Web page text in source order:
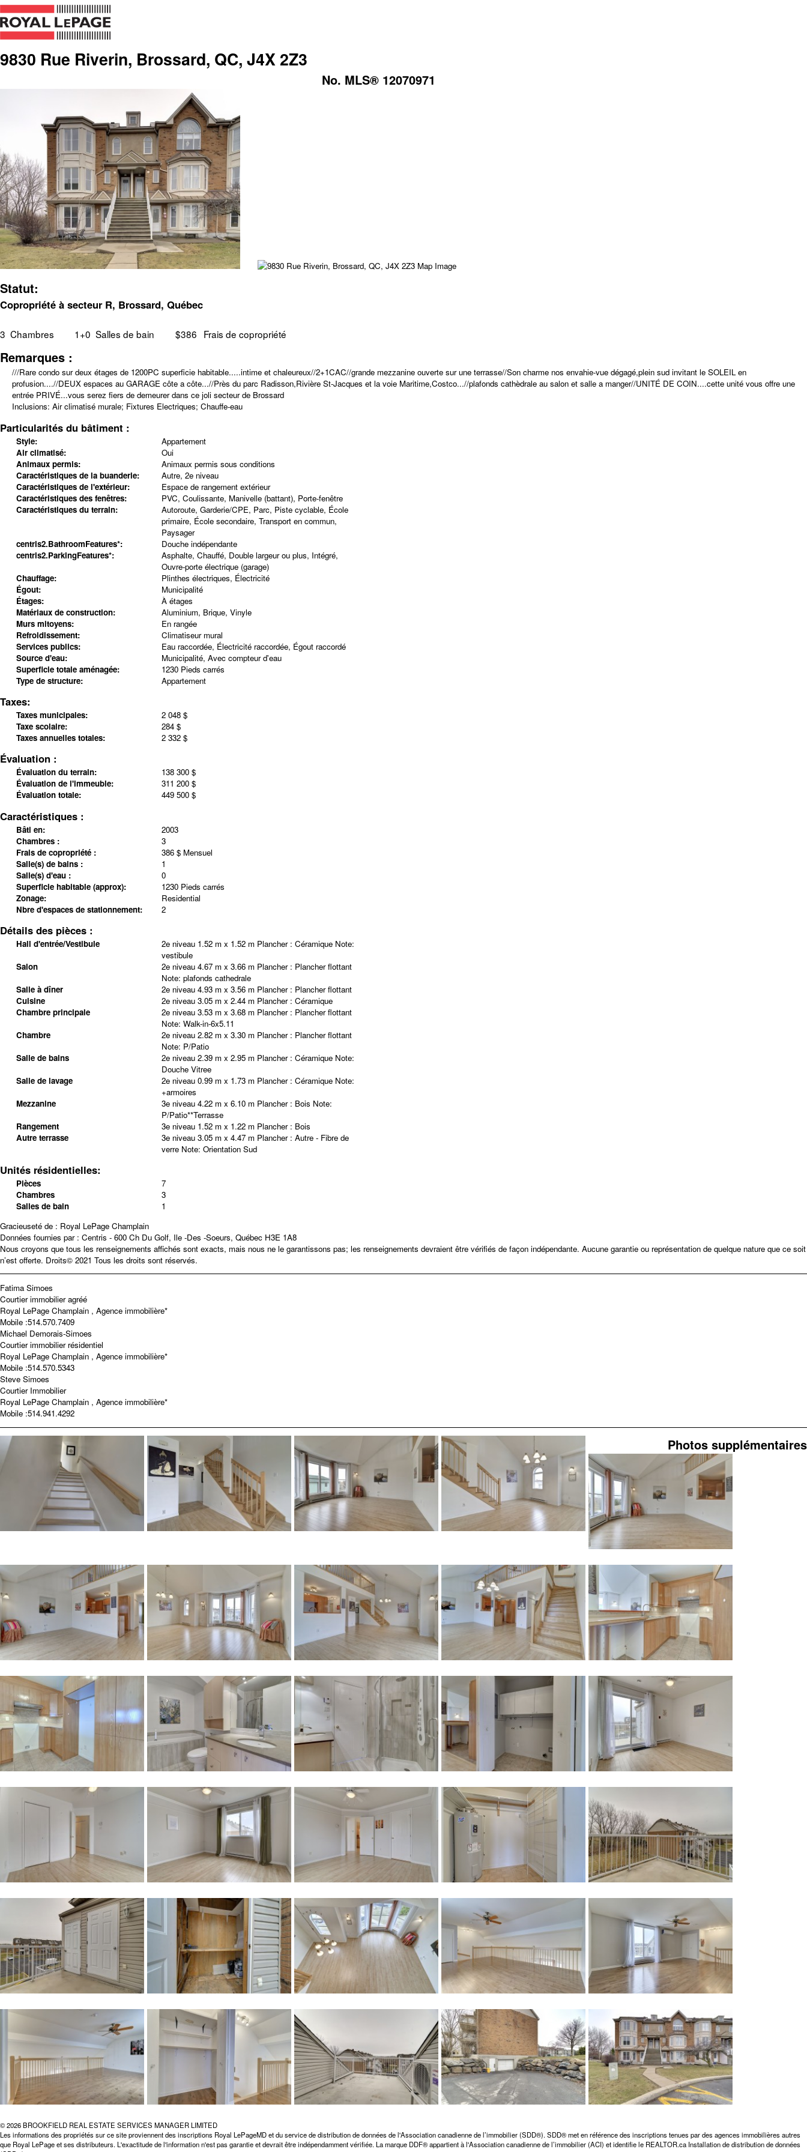
9830 Rue Riverin, Brossard, QC, J4X 2Z3
No. MLS® 12070971
Statut:
Copropriété à secteur R, Brossard, Québec
3 Chambres 1+0 Salles de bain $386 Frais de copropriété
Remarques :
///Rare condo sur deux étages de 1200PC superficie habitable.....intime et chaleureux//2+1CAC//grande mezzanine ouverte sur une terrasse//Son charme nos envahie-vue dégagé,plein sud invitant le SOLEIL en
profusion....//DEUX espaces au GARAGE côte a côte...//Près du parc Radisson,Rivière St-Jacques et la voie Maritime,Costco...//plafonds cathèdrale au salon et salle a manger//UNITÉ DE COIN....cette unité vous offre une
entrée PRIVÉ...vous serez fiers de demeurer dans ce joli secteur de Brossard
Inclusions: Air climatisé murale; Fixtures Electriques; Chauffe-eau
Particularités du bâtiment :
Style:
Appartement
Air climatisé:
Oui
Animaux permis:
Animaux permis sous conditions
Caractéristiques de la buanderie:
Autre, 2e niveau
Caractéristiques de l'extérieur:
Espace de rangement extérieur
Caractéristiques des fenêtres:
PVC, Coulissante, Manivelle (battant), Porte-fenêtre
Caractéristiques du terrain:
Autoroute, Garderie/CPE, Parc, Piste cyclable, École
primaire, École secondaire, Transport en commun,
Paysager
centris2.BathroomFeatures*:
Douche indépendante
centris2.ParkingFeatures*:
Asphalte, Chauffé, Double largeur ou plus, Intégré,
Ouvre-porte électrique (garage)
Chauffage:
Plinthes électriques, Électricité
Égout:
Municipalité
Étages:
À étages
Matériaux de construction:
Aluminium, Brique, Vinyle
Murs mitoyens:
En rangée
Refroidissement:
Climatiseur mural
Services publics:
Eau raccordée, Électricité raccordée, Égout raccordé
Source d'eau:
Municipalité, Avec compteur d'eau
Superficie totale aménagée:
1230 Pieds carrés
Type de structure:
Appartement
Taxes:
Taxes municipales:
2 048 $
Taxe scolaire:
284 $
Taxes annuelles totales:
2 332 $
Évaluation :
Évaluation du terrain:
138 300 $
Évaluation de l'immeuble:
311 200 $
Évaluation totale:
449 500 $
Caractéristiques :
Bâti en:
2003
Chambres :
3
Frais de copropriété :
386 $ Mensuel
Salle(s) de bains :
1
Salle(s) d'eau :
0
Superficie habitable (approx):
1230 Pieds carrés
Zonage:
Residential
Nbre d'espaces de stationnement:
2
Détails des pièces :
Hall d'entrée/Vestibule 2e niveau 1.52 m x 1.52 m Plancher : Céramique Note:
vestibule
Salon
2e niveau 4.67 m x 3.66 m Plancher : Plancher flottant
Note: plafonds cathedrale
Salle à dîner
2e niveau 4.93 m x 3.56 m Plancher : Plancher flottant
Cuisine
2e niveau 3.05 m x 2.44 m Plancher : Céramique
Chambre principale
2e niveau 3.53 m x 3.68 m Plancher : Plancher flottant
Note: Walk-in-6x5.11
Chambre
2e niveau 2.82 m x 3.30 m Plancher : Plancher flottant
Note: P/Patio
Salle de bains
2e niveau 2.39 m x 2.95 m Plancher : Céramique Note:
Douche Vitree
Salle de lavage
2e niveau 0.99 m x 1.73 m Plancher : Céramique Note:
+armoires
Mezzanine
3e niveau 4.22 m x 6.10 m Plancher : Bois Note:
P/Patio**Terrasse
Rangement
3e niveau 1.52 m x 1.22 m Plancher : Bois
Autre terrasse
3e niveau 3.05 m x 4.47 m Plancher : Autre - Fibre de
verre Note: Orientation Sud
Unités résidentielles:
Pièces
7
Chambres
3
Salles de bain
1
Gracieuseté de : Royal LePage Champlain
Données fournies par : Centris - 600 Ch Du Golf, Ile -Des -Soeurs, Québec H3E 1A8
Nous croyons que tous les renseignements affichés sont exacts, mais nous ne le garantissons pas; les renseignements devraient être vérifiés de façon indépendante. Aucune garantie ou représentation de quelque nature que ce soit
n’est offerte. Droits© 2021 Tous les droits sont réservés.
Fatima Simoes
Courtier immobilier agréé
Royal LePage Champlain , Agence immobilière*
Mobile :514.570.7409
Michael Demorais-Simoes
Courtier immobilier résidentiel
Royal LePage Champlain , Agence immobilière*
Mobile :514.570.5343
Steve Simoes
Courtier Immobilier
Royal LePage Champlain , Agence immobilière*
Mobile :514.941.4292
Photos supplémentaires
© 2026 BROOKFIELD REAL ESTATE SERVICES MANAGER LIMITED
Les informations des propriétés sur ce site proviennent des inscriptions Royal LePageMD et du service de distribution de données de l'Association canadienne de l’immobilier (SDD®). SDD® met en référence des inscriptions tenues par des agences immobilières autres
que Royal LePage et ses distributeurs. L'exactitude de l'information n'est pas garantie et devrait être indépendamment vérifiée. La marque DDF® appartient à l'Association canadienne de l’immobilier (ACI) et identifie le REALTOR.ca Installation de distribution de données